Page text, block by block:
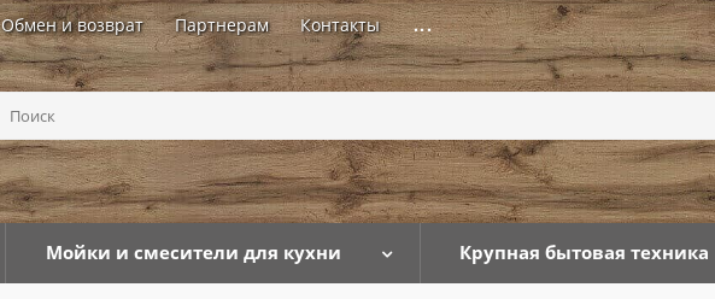
Обмен и возврат Партнерам Контакты ...
Мойки и смесители для кухни Крупная бытовая техника